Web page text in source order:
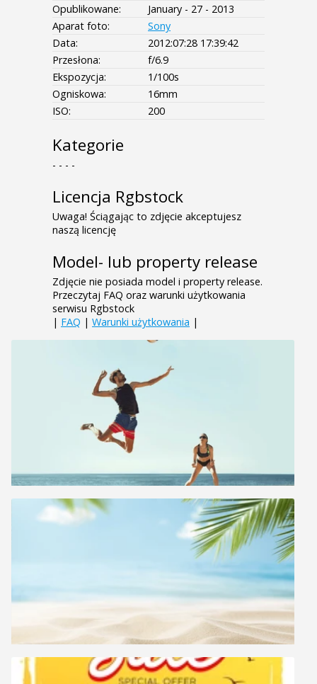
Opublikowane:
January - 27 - 2013
Aparat foto:
Sony
Data:
2012:07:28 17:39:42
Przesłona:
f/6.9
Ekspozycja:
1/100s
Ogniskowa:
16mm
ISO:
200
Kategorie
- - - -
Licencja Rgbstock
Uwaga! Ściągając to zdjęcie akceptujesz
naszą licencję
Model- lub property release
Zdjęcie nie posiada model i property release.
Przeczytaj FAQ oraz warunki użytkowania
serwisu Rgbstock
| FAQ | Warunki użytkowania |